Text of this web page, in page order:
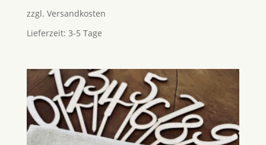
zzgl. Versandkosten
Lieferzeit: 3-5 Tage